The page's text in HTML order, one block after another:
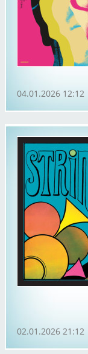
04.01.2026 12:12
02.01.2026 21:12